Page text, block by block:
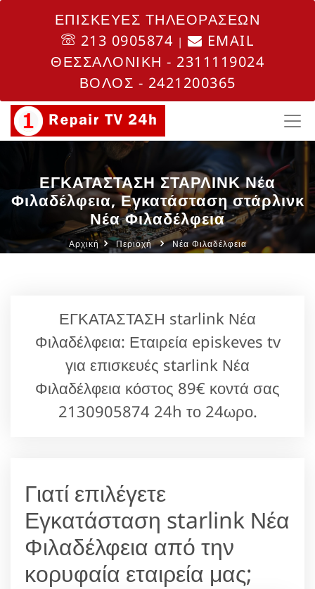
ΕΠΙΣΚΕΥΕΣ ΤΗΛΕΟΡΑΣΕΩΝ
213 0905874 |
EMAIL
ΘΕΣΣΑΛΟΝΙΚΗ - 2311119024
ΒΟΛΟΣ - 2421200365
ΕΓΚΑΤΑΣΤΑΣΗ ΣΤΑΡΛΙΝΚ Νέα
Φιλαδέλφεια, Εγκατάσταση στάρλινκ
Νέα Φιλαδέλφεια
Αρχική Περιοχή Νέα Φιλαδέλφεια
ΕΓΚΑΤΑΣΤΑΣΗ starlink Νέα
Φιλαδέλφεια: Εταιρεία episkeves tv
για επισκευές starlink Νέα
Φιλαδέλφεια κόστος 89€ κοντά σας
2130905874 24h το 24ωρο.
Γιατί επιλέγετε
Εγκατάσταση starlink Νέα
Φιλαδέλφεια από την
κορυφαία εταιρεία μας;